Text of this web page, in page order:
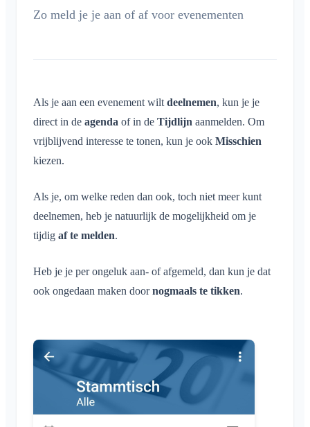
Nieuwe Klubraum
Problemen oplossen
Wat is de agenda?
Aan-/afmelden
Kinderen en gasten aanmelden
Locatie delen
Persoonlijke agenda
Conversaties
Conversatie in area
Conversatie bij evenement
Bericht verwijderen
Meldingen
Conversaties
Area's
Wat is een Area?
Area aanmaken
Area toetreden
Area verlaten
Afgesloten area
Extra Klubraum
Klubraum verlaten
Uitloggen
Beheer
Quickstart voor beheerders
Rechten
Extra beheerders
Overig
Ondersteunde browsers
Zo meld je je aan of af voor evenementen
Als je aan een evenement wiltdeelnemen, kun je je
direct in de agenda of in de Tijdlijn aanmelden. Om
vrijblijvend interesse te tonen, kun je ook Misschien
kiezen.
Als je, om welke reden dan ook, toch niet meer kunt
deelnemen, heb je natuurlijk de mogelijkheid om je
tijdig af te melden.
Heb je je per ongeluk aan- of afgemeld, dan kun je dat
ook ongedaan maken doornogmaals te tikken.